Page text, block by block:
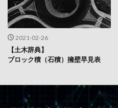
2021-02-26
【土木辞典】
ブロック積（石積）擁壁早見表